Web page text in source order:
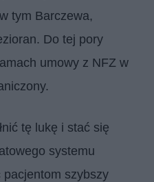
tym Barczewa,
Do tej pory
umowy z NFZ w
tę lukę i stać się
systemu
szybszy